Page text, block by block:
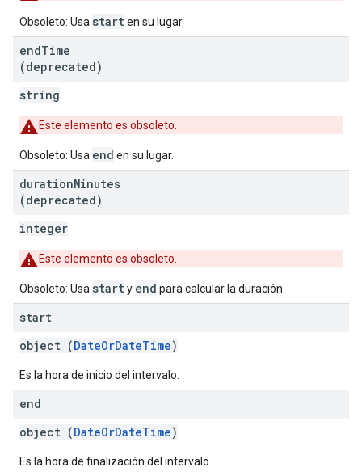
Obsoleto: Usa starten su lugar.
endTime
(deprecated)
string
Este elemento es obsoleto.
Obsoleto: Usa end en su lugar.
durationMinutes
(deprecated)
integer
Este elemento es obsoleto.
Obsoleto: Usa starty end para calcular la duración.
start
object (DateOrDateTime)
Es la hora de inicio del intervalo.
end
object (DateOrDateTime)
Es la hora de finalización del intervalo.